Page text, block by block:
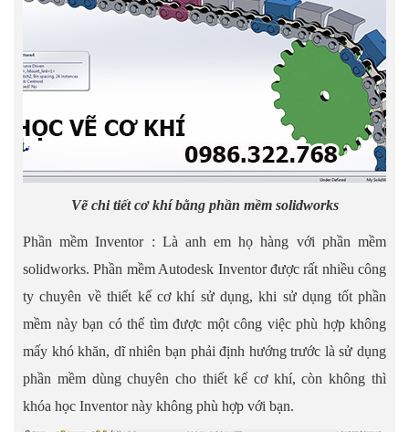
Vẽ chi tiết cơ khí bằng phần mềm solidworks
Phần mềm Inventor : Là anh em họ hàng với phần mềm
solidworks. Phần mềm Autodesk Inventor được rất nhiều công
ty chuyên về thiết kế cơ khí sử dụng, khi sử dụng tốt phần
mềm này bạn có thể tìm được một công việc phù hợp không
mấy khó khăn, dĩ nhiên bạn phải định hướng trước là sử dụng
phần mềm dùng chuyên cho thiết kế cơ khí, còn không thì
khóa học Inventor này không phù hợp với bạn.